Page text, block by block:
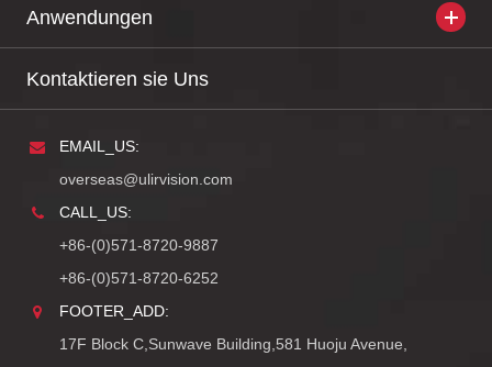
Anwendungen
Kontaktieren sie Uns
EMAIL_US:
overseas@ulirvision.com
CALL_US:
+86-(0)571-8720-9887
+86-(0)571-8720-6252
FOOTER_ADD:
17F Block C,Sunwave Building,581 Huoju Avenue,